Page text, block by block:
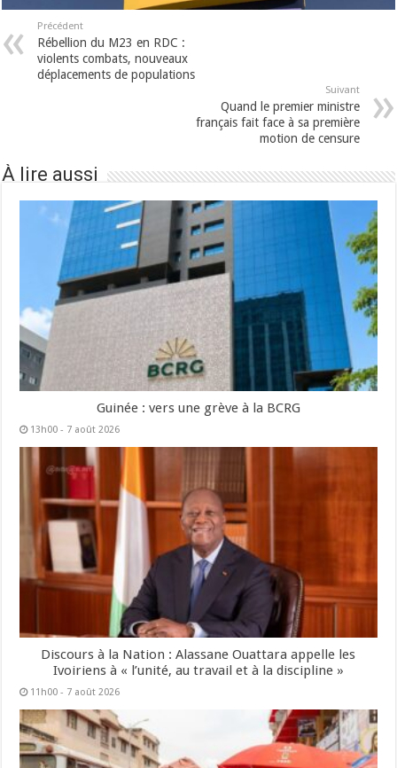
Précédent
Rébellion du M23 en RDC :
violents combats, nouveaux
déplacements de populations
Suivant
Quand le premier ministre
français fait face à sa première
motion de censure
À lire aussi
Guinée : vers une grève à la BCRG
13h00 - 7 août 2026
Discours à la Nation : Alassane Ouattara appelle les
Ivoiriens à « l’unité, au travail et à la discipline »
11h00 - 7 août 2026